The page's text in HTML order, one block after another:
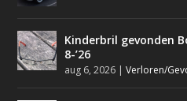
Kinderbril gevonden
8-’26
aug 6, 2026 |Verloren/